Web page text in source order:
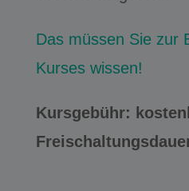
Das müssen Sie zur
Kurses wissen!
Kursgebühr: